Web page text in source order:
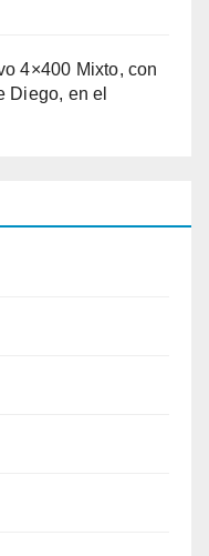
4×400 Mixto, con
Diego, en el